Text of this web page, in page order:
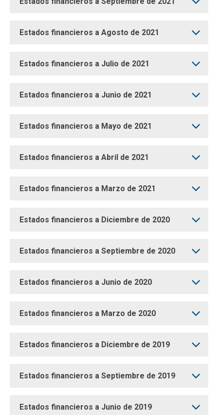
Estados financieros a Agosto de 2021
Estados financieros a Julio de 2021
Estados financieros a Junio de 2021
Estados financieros a Mayo de 2021
Estados financieros a Abril de 2021
Estados financieros a Marzo de 2021
Estados financieros a Diciembre de 2020
Estados financieros a Septiembre de 2020
Estados financieros a Junio de 2020
Estados financieros a Marzo de 2020
Estados financieros a Diciembre de 2019
Estados financieros a Septiembre de 2019
Estados financieros a Junio de 2019